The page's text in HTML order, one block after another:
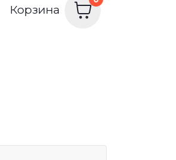
Корзина